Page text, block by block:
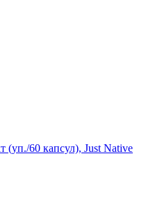
(уп./60 капсул), Just Native